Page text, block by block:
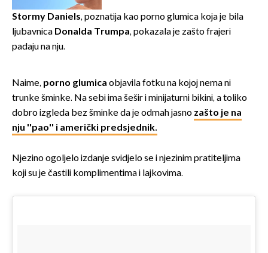
Stormy Daniels, poznatija kao porno glumica koja je bila
ljubavnica Donalda Trumpa, pokazala je zašto frajeri
padaju na nju.
Naime, porno glumica objavila fotku na kojoj nema ni
trunke šminke. Na sebi ima šešir i minijaturni bikini, a toliko
dobro izgleda bez šminke da je odmah jasno zašto je na
nju ''pao'' i američki predsjednik.
Njezino ogoljelo izdanje svidjelo se i njezinim pratiteljima
koji su je častili komplimentima i lajkovima.